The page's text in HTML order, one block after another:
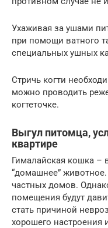
Ухаживая за ушами
при помощи ватного
специальных ушных
Стричь когти
можно проводить
когтеточке.
Выгул питомца,
квартире
Гималайская кошка
“домашнее”
частных домов.
помещения будут
стать причиной
хорошего настроения